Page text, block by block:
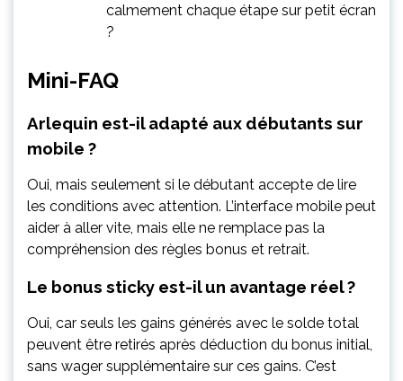
calmement chaque étape sur petit écran
?
Mini-FAQ
Arlequin est-il adapté aux débutants sur
mobile ?
Oui, mais seulement si le débutant accepte de lire
les conditions avec attention. L’interface mobile peut
aider à aller vite, mais elle ne remplace pas la
compréhension des règles bonus et retrait.
Le bonus sticky est-il un avantage réel ?
Oui, car seuls les gains générés avec le solde total
peuvent être retirés après déduction du bonus initial,
sans wager supplémentaire sur ces gains. C’est